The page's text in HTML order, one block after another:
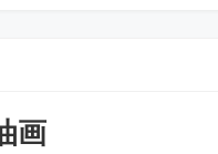
画